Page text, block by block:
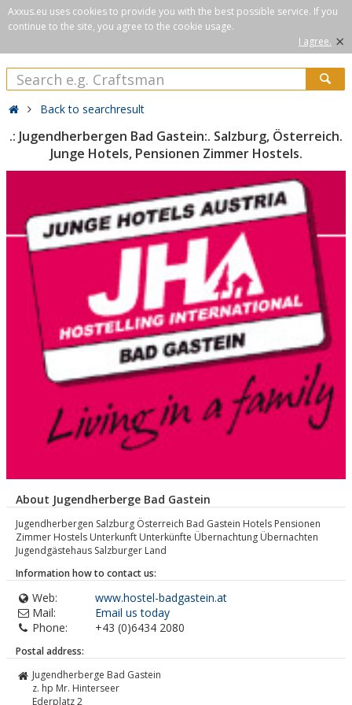
Axxus.eu uses cookies to provide you with the best possible service. If you
continue to the site, you agree to the cookie usage.
I agree. ×
Back to searchresult
.: Jugendherbergen Bad Gastein:. Salzburg, Österreich.
Junge Hotels, Pensionen Zimmer Hostels.
About Jugendherberge Bad Gastein
Jugendherbergen Salzburg Österreich Bad Gastein Hotels Pensionen
Zimmer Hostels Unterkunft Unterkünfte Übernachtung Übernachten
Jugendgästehaus Salzburger Land
Information how to contact us:
Web:
www.hostel-badgastein.at
Mail:
Email us today
Phone:
+43 (0)6434 2080
Postal address:
Jugendherberge Bad Gastein
z. hp Mr. Hinterseer
Ederplatz 2